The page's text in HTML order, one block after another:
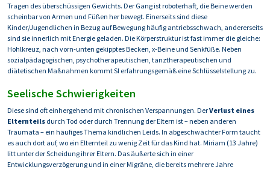
Tragen des überschüssigen Gewichts. Der Gang ist roboterhaft, die Beine werden
scheinbar von Armen und Füßen her bewegt. Einerseits sind diese
Kinder/Jugendlichen in Bezug auf Bewegung häufig antriebsschwach, andererseits
sind sie innerlich mit Energie geladen. Die Körperstruktur ist fast immer die gleiche:
Hohlkreuz, nach vorn-unten gekipptes Becken, x-Beine und Senkfüße. Neben
sozialpädagogischen, psychotherapeutischen, tanztherapeutischen und
diätetischen Maßnahmen kommt SI erfahrungsgemäß eine Schlüsselstellung zu.
Seelische Schwierigkeiten
Diese sind oft einhergehend mit chronischen Verspannungen. DerVerlust eines
Elternteils durch Tod oder durch Trennung der Eltern ist – neben anderen
Traumata – ein häufiges Thema kindlichen Leids. In abgeschwächter Form taucht
es auch dort auf, wo ein Elternteil zu wenig Zeit für das Kind hat. Miriam (13 Jahre)
litt unter der Scheidung ihrer Eltern. Das äußerte sich in einer
Entwicklungsverzögerung und in einer Migräne, die bereits mehrere Jahre